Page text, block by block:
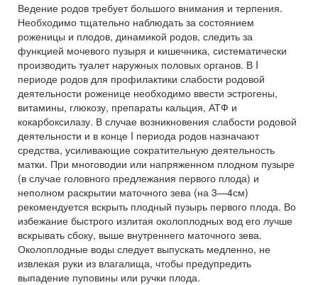
Ведение родов требует большого внимания и терпения.
Необходимо тщательно наблюдать за состоянием
роженицы и плодов, динамикой родов, следить за
функцией мочевого пузыря и кишечника, систематически
производить туалет наружных половых органов. В I
периоде родов для профилактики слабости родовой
деятельности роженице необходимо ввести эстрогены,
витамины, глюкозу, препараты кальция, АТФ и
кокарбоксилазу. В случае возникновения слабости родовой
деятельности и в конце I периода родов назначают
средства, усиливающие сократительную деятельность
матки. При многоводии или напряженном плодном пузыре
(в случае головного предлежания первого плода) и
неполном раскрытии маточного зева (на 3—4см)
рекомендуется вскрыть плодный пузырь первого плода. Во
избежание быстрого излитая околоплодных вод его лучше
вскрывать сбоку, выше внутреннего маточного зева.
Околоплодные воды следует выпускать медленно, не
извлекая руки из влагалища, чтобы предупредить
выпадение пуповины или ручки плода.